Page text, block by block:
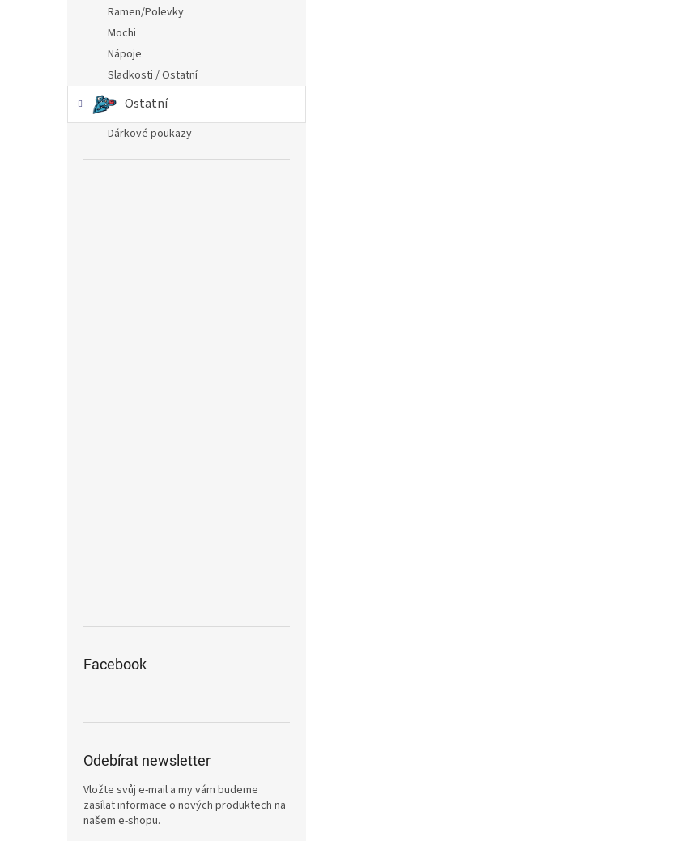
Ramen/Polevky
Mochi
Nápoje
Sladkosti / Ostatní
Ostatní
Dárkové poukazy
Facebook
Odebírat newsletter
Vložte svůj e-mail a my vám budeme
zasílat informace o nových produktech na
našem e-shopu.